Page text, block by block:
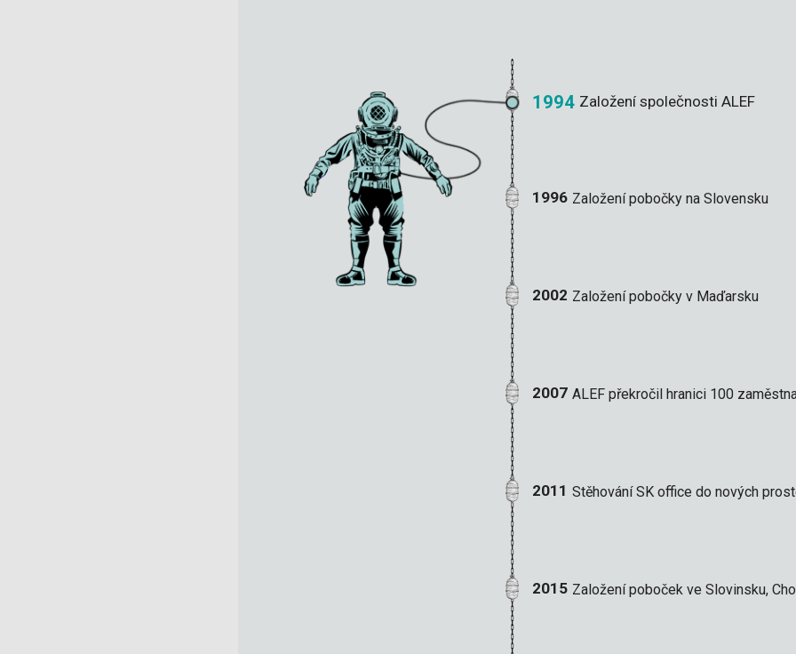
1994 Založení společnosti ALEF
1996 Založení pobočky na Slovensku
2002 Založení pobočky v Maďarsku
2007 ALEF překročil hranici 100
2011 Stěhování SK office do nových
2015 Založení poboček ve Slovinsku,